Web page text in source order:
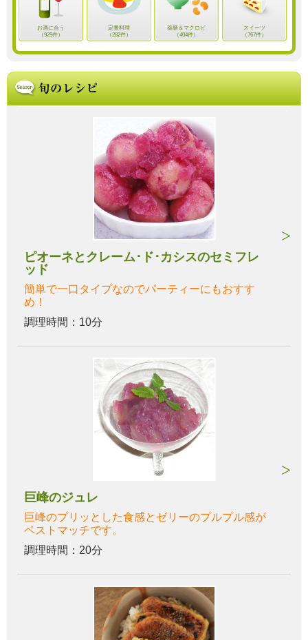
お酒に合う
（929件）
定番料理
（282件）
薬膳＆マクロビ
（404件）
スイーツ
（767件）
ピオーネとクレーム･ド･カシスのセミフレ
ッド
簡単で一口タイプなのでパーティーにもおすす
め！
調理時間：10分
巨峰のジュレ
巨峰のプリッとした食感とゼリーのプルプル感が
ベストマッチです。
調理時間：20分